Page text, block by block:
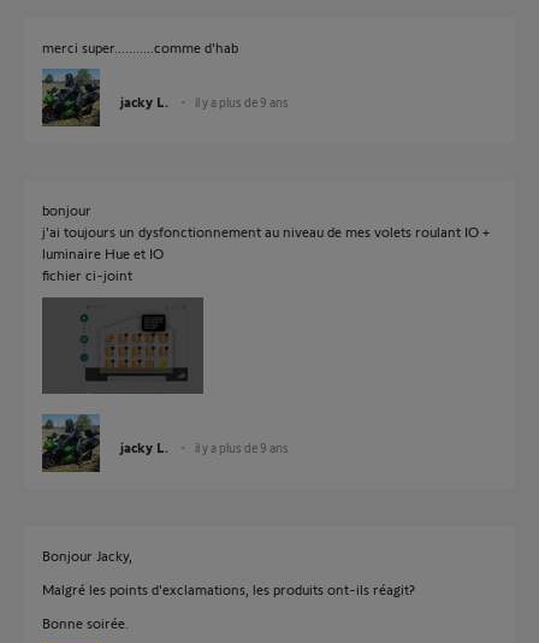
merci super...........comme d'hab
jacky L. il y a plus de 9 ans
bonjour
j'ai toujours un dysfonctionnement au niveau de mes volets roulant IO +
luminaire Hue et IO
fichier ci-joint
jacky L. il y a plus de 9 ans
Bonjour Jacky,
Malgré les points d'exclamations, les produits ont-ils réagit?
Bonne soirée.